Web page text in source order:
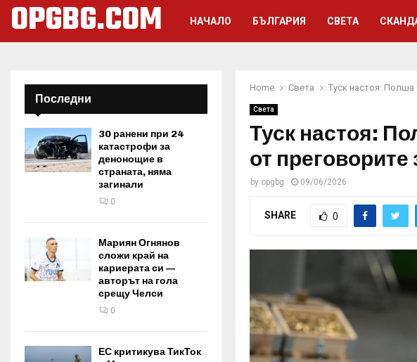
OPGBG.COM НАЧАЛО БЪЛГАРИЯ СВЕТА
Home Света Туск настоя: Полша
Света
Туск настоя:
от преговорите
by opgbg 09/06/2026
SHARE 0
Последни
30 ранени при 24
катастрофи за
денонощие в
страната, няма
загинали
0
Мариян Огнянов
сложи край на
кариерата си —
авторът на гола
срещу Челси
0
ЕС критикува ТикТок